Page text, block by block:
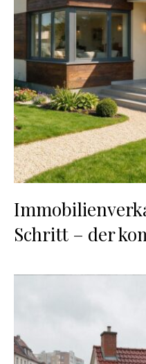
Schritt – der